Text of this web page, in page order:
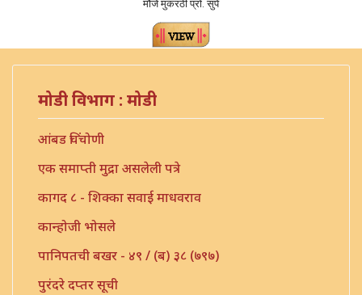
मौजे मुकरठी प्रो. सुपे
मोडी विभाग : मोडी
आंबड चिंचोणी
एक समाप्ती मुद्रा असलेली पत्रे
कागद ८ - शिक्का सवाई माधवराव
कान्होजी भोसले
पानिपतची बखर - ४९ / (ब) ३८ (७९७)
पुरंदरे दप्तर सूची